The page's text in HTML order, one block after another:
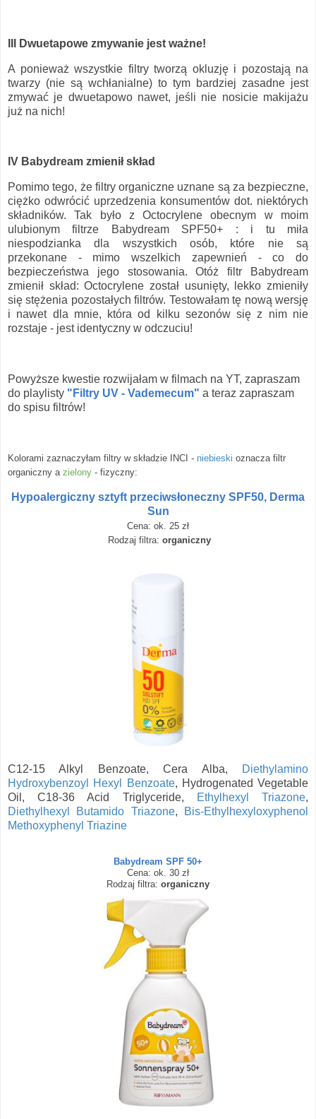
III Dwuetapowe zmywanie jest ważne!
A ponieważ wszystkie filtry tworzą okluzję i pozostają na
twarzy (nie są wchłanialne) to tym bardziej zasadne jest
zmywać je dwuetapowo nawet, jeśli nie nosicie makijażu
już na nich!
IV Babydream zmienił skład
Pomimo tego, że filtry organiczne uznane są za bezpieczne,
ciężko odwrócić uprzedzenia konsumentów dot. niektórych
składników. Tak było z Octocrylene obecnym w moim
ulubionym filtrze Babydream SPF50+ : i tu miła
niespodzianka dla wszystkich osób, które nie są
przekonane - mimo wszelkich zapewnień - co do
bezpieczeństwa jego stosowania. Otóż filtr Babydream
zmienił skład: Octocrylene został usunięty, lekko zmieniły
się stężenia pozostałych filtrów. Testowałam tę nową wersję
i nawet dla mnie, która od kilku sezonów się z nim nie
rozstaje - jest identyczny w odczuciu!
Powyższe kwestie rozwijałam w filmach na YT, zapraszam
do playlisty "Filtry UV - Vademecum" a teraz zapraszam
do spisu filtrów!
Kolorami zaznaczyłam filtry w składzie INCI - niebieski oznacza filtr
organiczny a zielony - fizyczny:
Hypoalergiczny sztyft przeciwsłoneczny SPF50, Derma
Sun
Cena: ok. 25 zł
Rodzaj filtra: organiczny
C12-15 Alkyl Benzoate, Cera Alba,
Diethylamino
Hydroxybenzoyl Hexyl Benzoate, Hydrogenated Vegetable
Oil, C18-36 Acid Triglyceride,
Ethylhexyl Triazone,
Diethylhexyl Butamido Triazone,
Bis-Ethylhexyloxyphenol
Methoxyphenyl Triazine
Babydream SPF 50+
Cena: ok. 30 zł
Rodzaj filtra: organiczny